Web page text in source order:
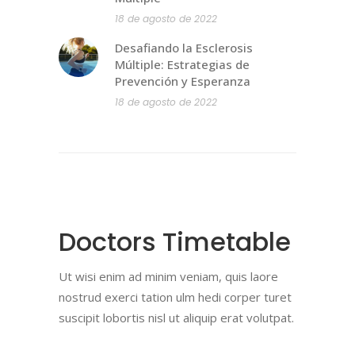
18 de agosto de 2022
Desafiando la Esclerosis
Múltiple: Estrategias de
Prevención y Esperanza
18 de agosto de 2022
Doctors Timetable
Ut wisi enim ad minim veniam, quis laore
nostrud exerci tation ulm hedi corper turet
suscipit lobortis nisl ut aliquip erat volutpat.